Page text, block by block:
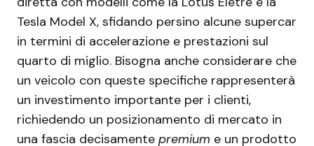
Tesla Model X, sfidando persino alcune supercar
in termini di accelerazione e prestazioni sul
quarto di miglio. Bisogna anche considerare che
un veicolo con queste specifiche rappresenterà
un investimento importante per i clienti,
richiedendo un posizionamento di mercato in
una fascia decisamente premium e un prodotto